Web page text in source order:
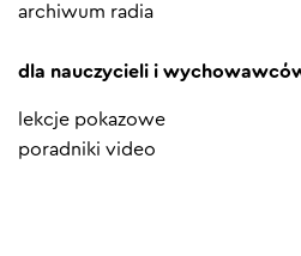
archiwum radia
dla nauczycieli i
lekcje pokazowe
poradniki video